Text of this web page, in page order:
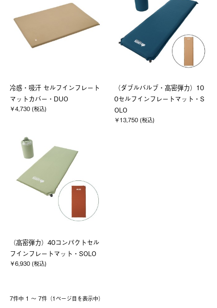
冷感・吸汗 セルフインフレート
マットカバー・DUO
￥4,730 (税込)
（ダブルバルブ・高密弾力）10
0セルフインフレートマット・S
OLO
￥13,750 (税込)
（高密弾力）40コンパクトセル
フインフレートマット・SOLO
￥6,930 (税込)
7件中 1 〜 7件（1ページ⽬を表⽰中）